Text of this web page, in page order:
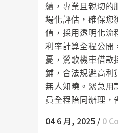
續，專業且親切的
場化評估，確保您
值，採用透明化流
利率計算全程公開
憂，鶯歌機車借款
鋪，合法規避高利
無人知曉。緊急用
員全程陪同辦理，
04 6 月, 2025 / 0